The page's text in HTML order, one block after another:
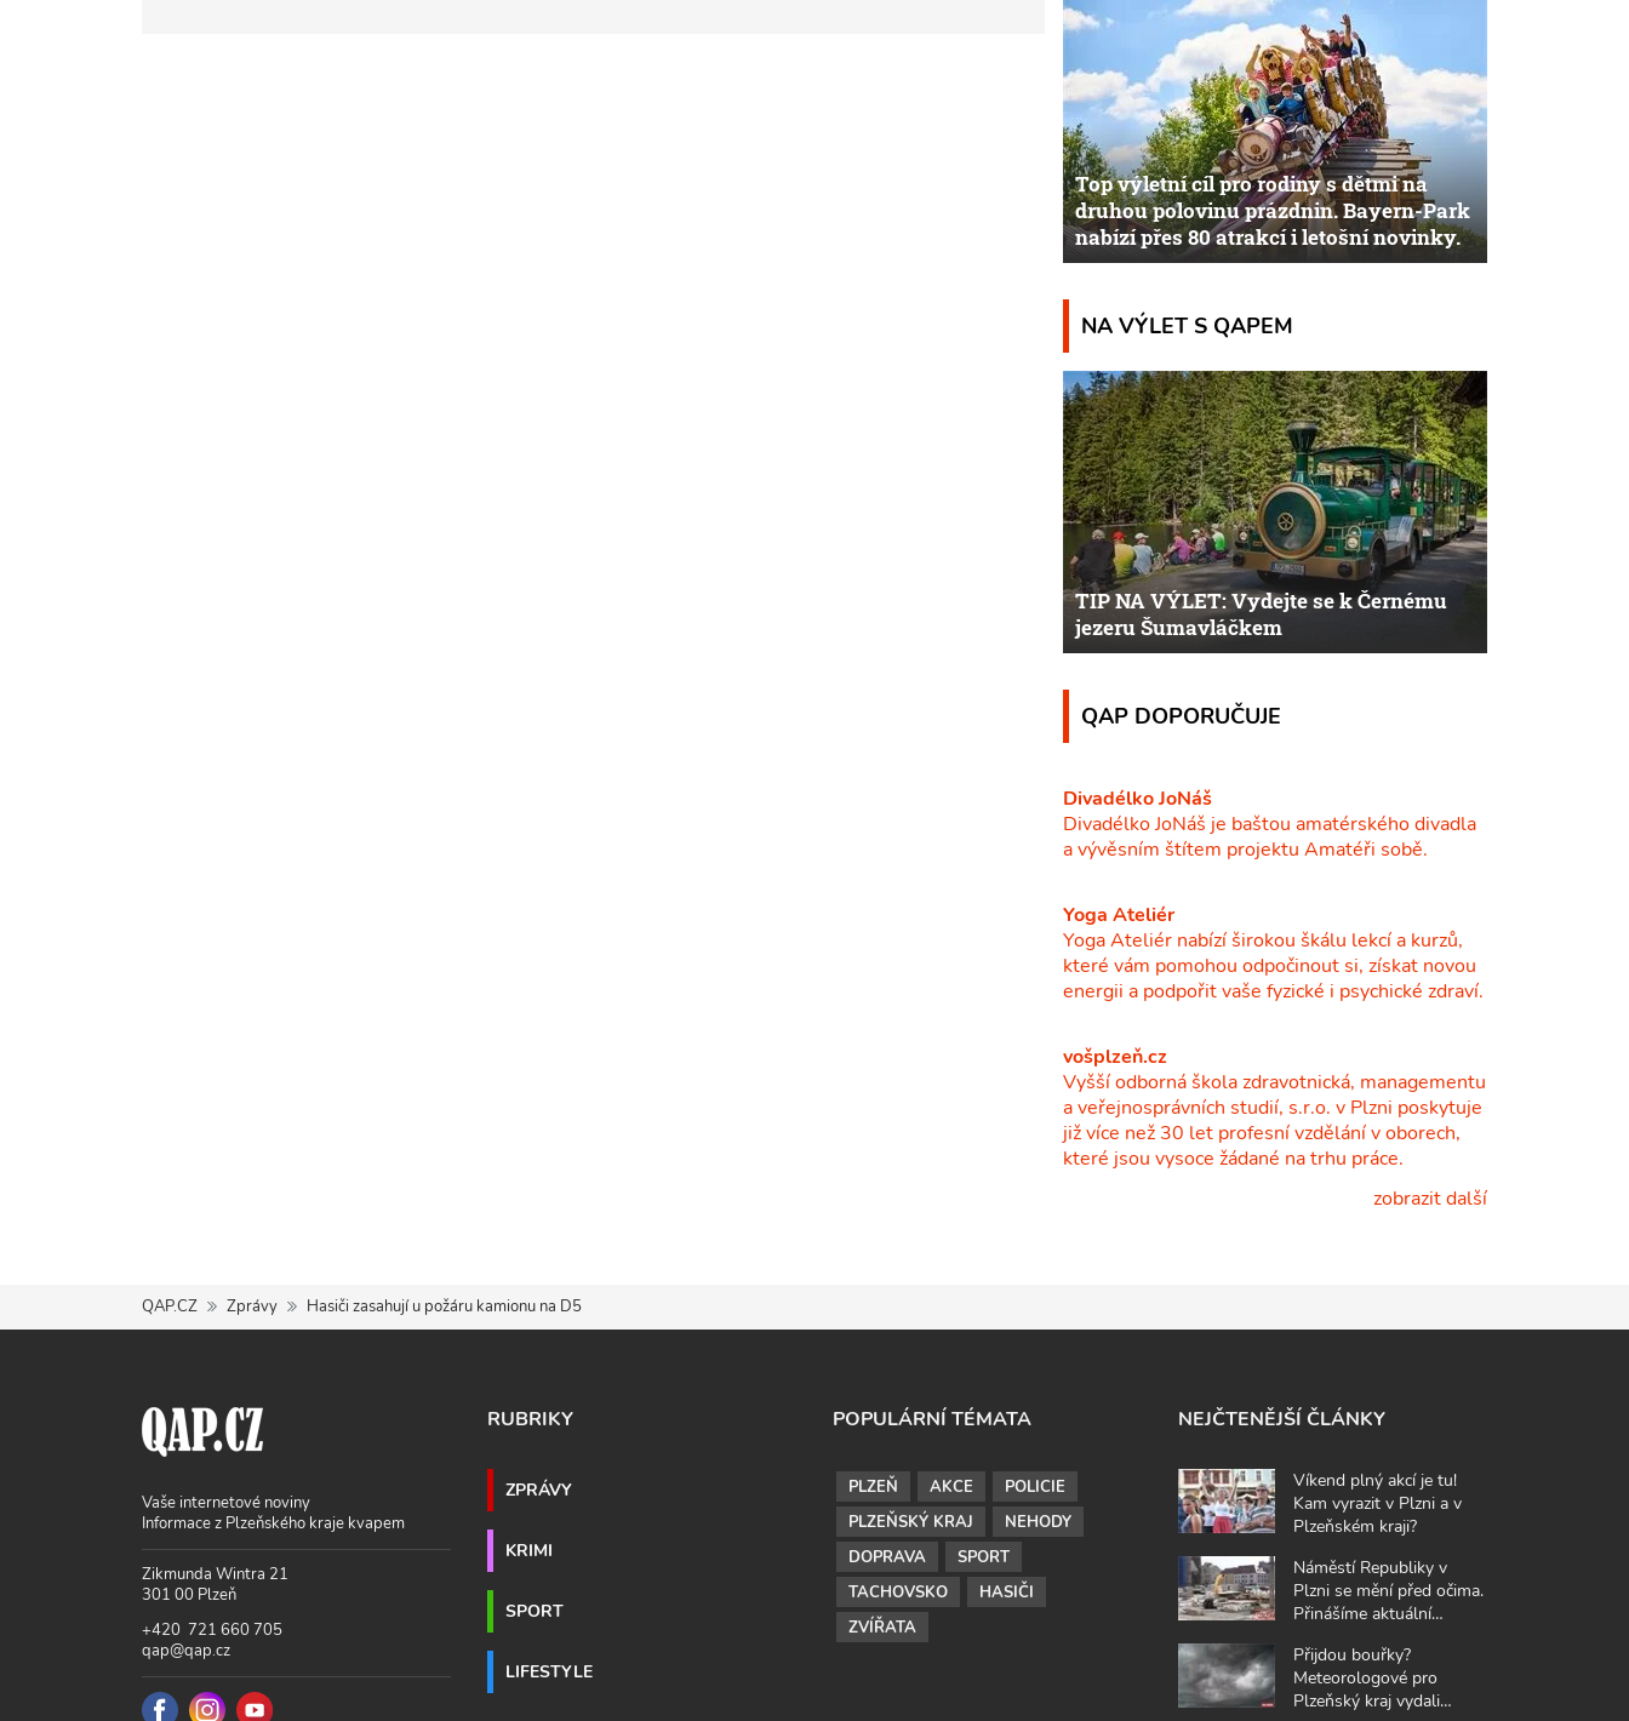
Top výletní cíl pro rodiny s dětmi na
druhou polovinu prázdnin. Bayern-Park
nabízí přes 80 atrakcí i letošní novinky.
NA VÝLET S QAPEM
TIP NA VÝLET: Vydejte se k Černému
jezeru Šumavláčkem
QAP DOPORUČUJE
Divadélko JoNáš
Divadélko JoNáš je baštou amatérského divadla
a vývěsním štítem projektu Amatéři sobě.
Yoga Ateliér
Yoga Ateliér nabízí širokou škálu lekcí a kurzů,
které vám pomohou odpočinout si, získat novou
energii a podpořit vaše fyzické i psychické zdraví.
vošplzeň.cz
Vyšší odborná škola zdravotnická, managementu
a veřejnosprávních studií, s.r.o. v Plzni poskytuje
již více než 30 let profesní vzdělání v oborech,
které jsou vysoce žádané na trhu práce.
zobrazit další
QAP.CZ Zprávy Hasiči zasahují u požáru kamionu na D5
Vaše internetové noviny
Informace z Plzeňského kraje kvapem
Zikmunda Wintra 21
301 00 Plzeň
+420 721 660 705
qap@qap.cz
RUBRIKY
ZPRÁVY
KRIMI
SPORT
LIFESTYLE
POPULÁRNÍ TÉMATA
PLZEŇ AKCE
POLICIE
PLZEŇSKÝ KRAJ
NEHODY
DOPRAVA
SPORT
TACHOVSKO
HASIČI
ZVÍŘATA
NEJČTENĚJŠÍ ČLÁNKY
Víkend plný akcí je tu!
Kam vyrazit v Plzni a v
Plzeňském kraji?
Náměstí Republiky v
Plzni se mění před očima.
Přinášíme aktuální
Přijdou bouřky?
Meteorologové pro
Plzeňský kraj vydali